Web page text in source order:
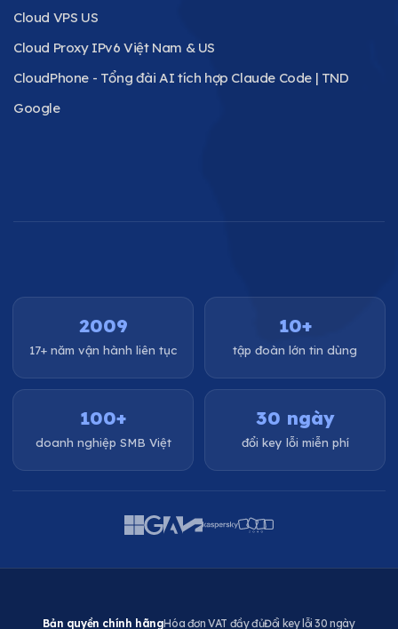
Cloud VPS US
Cloud Proxy IPv6 Việt Nam & US
CloudPhone - Tổng đài AI tích hợp Claude Code | TND
Google
2009
17+ năm vận hành liên tục
10+
tập đoàn lớn tin dùng
100+
doanh nghiệp SMB Việt
30 ngày
đổi key lỗi miễn phí
Bản quyền chính hãngHóa đơn VAT đầy đủĐổi key lỗi 30 ngày